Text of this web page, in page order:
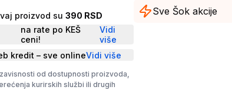
proizvod su 390 RSD
na rate po KEŠ
ceni!
Vidi
više
kredit – sve onlineVidi više
od dostupnosti proizvoda,
kurirskih službi ili drugih
Sve Šok akcije